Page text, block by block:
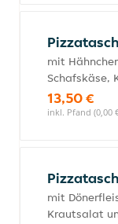
mit
Schafskäse,
13,50 €
inkl. Pfand (0,00
mit
Krautsalat